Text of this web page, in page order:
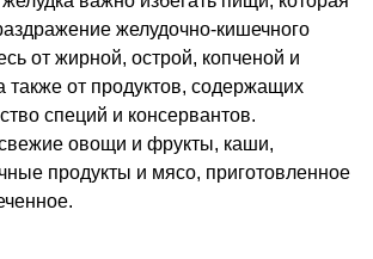
желудочно-кишечного
от жирной, острой, копченой и
от продуктов, содержащих
специй и консервантов.
овощи и фрукты, каши,
продукты и мясо, приготовленное